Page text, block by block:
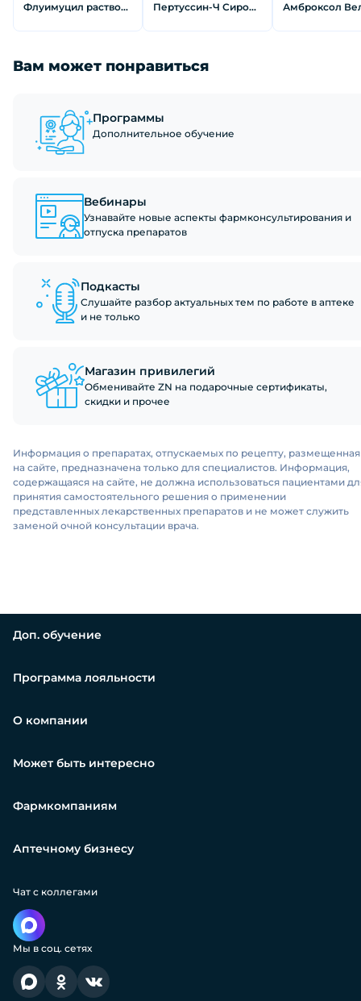
Флуимуцил раствор для внутривенного введения и ингаляций 100 мг/мл 3 мл 5 шт Пертуссин-Ч Сироп 100 г
Вам может понравиться
Программы
Дополнительное обучение
Вебинары
Узнавайте новые аспекты фармконсультирования и
отпуска препаратов
Подкасты
Слушайте разбор актуальных тем по работе в аптеке
и не только
Магазин привилегий
Обменивайте ZN на подарочные сертификаты,
скидки и прочее
Информация о препаратах, отпускаемых по рецепту, размещенная
на сайте, предназначена только для специалистов. Информация,
содержащаяся на сайте, не должна использоваться пациентами
принятия самостоятельного решения о применении
представленных лекарственных препаратов и не может служить
заменой очной консультации врача.
Доп. обучение
Программа лояльности
О компании
Может быть интересно
Фармкомпаниям
Аптечному бизнесу
Чат с коллегами
Мы в соц. сетях